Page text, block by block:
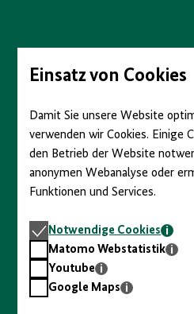
Seiteninhalt
springenEinsatz von Cookies
Damit Sie unsere Website
verwenden wir Cookies. Einige
den Betrieb der Website
anonymen Webanalyse oder
Funktionen und Services.
Notwendige
Cookies
Notwendige Cookies
Matomo
Webstatistik
Matomo Webstatistik
Youtube
Youtube
GoogleGoogle Maps